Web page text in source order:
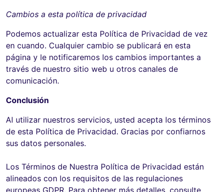
Cambios a esta política de privacidad
Podemos actualizar esta Política de Privacidad de vez
en cuando. Cualquier cambio se publicará en esta
página y le notificaremos los cambios importantes a
través de nuestro sitio web u otros canales de
comunicación.
Conclusión
Al utilizar nuestros servicios, usted acepta los términos
de esta Política de Privacidad. Gracias por confiarnos
sus datos personales.
Los Términos de Nuestra Política de Privacidad están
alineados con los requisitos de las regulaciones
europeas GDPR. Para obtener más detalles, consulte